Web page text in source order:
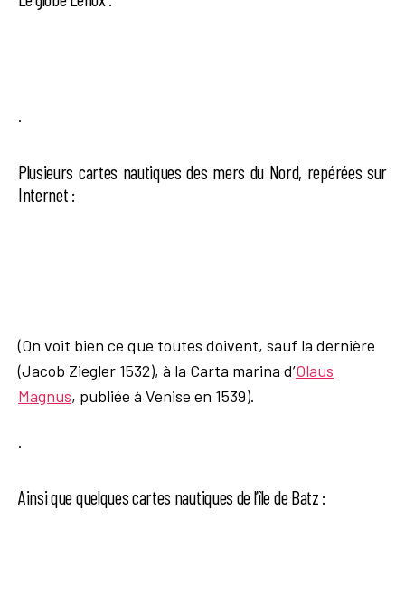
.
Plusieurs cartes nautiques des mers du Nord, repérées sur
Internet :
(On voit bien ce que toutes doivent, sauf la dernière
(Jacob Ziegler 1532), à la Carta marina d’Olaus
Magnus, publiée à Venise en 1539).
.
Ainsi que quelques cartes nautiques de l’île de Batz :